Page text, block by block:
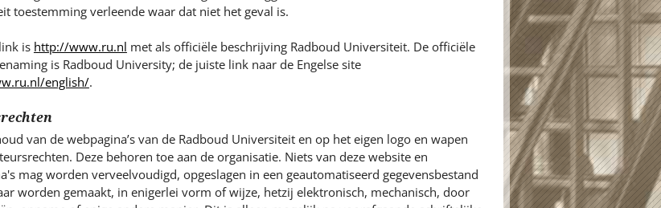
toestemming verleende waar dat niet het geval is.
is http://www.ru.nl met als officiële beschrijving Radboud Universiteit. De officiële
is Radboud University; de juiste link naar de Engelse site
english/.
van de webpagina’s van de Radboud Universiteit en op het eigen logo en wapen
Deze behoren toe aan de organisatie. Niets van deze website en
mag worden verveelvoudigd, opgeslagen in een geautomatiseerd gegevensbestand
worden gemaakt, in enigerlei vorm of wijze, hetzij elektronisch, mechanisch, door